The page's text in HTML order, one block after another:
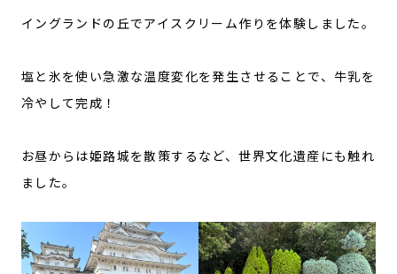
イングランドの丘でアイスクリーム作りを体験しました。
塩と氷を使い急激な温度変化を発生させることで、牛乳を
冷やして完成！
お昼からは姫路城を散策するなど、世界文化遺産にも触れ
ました。